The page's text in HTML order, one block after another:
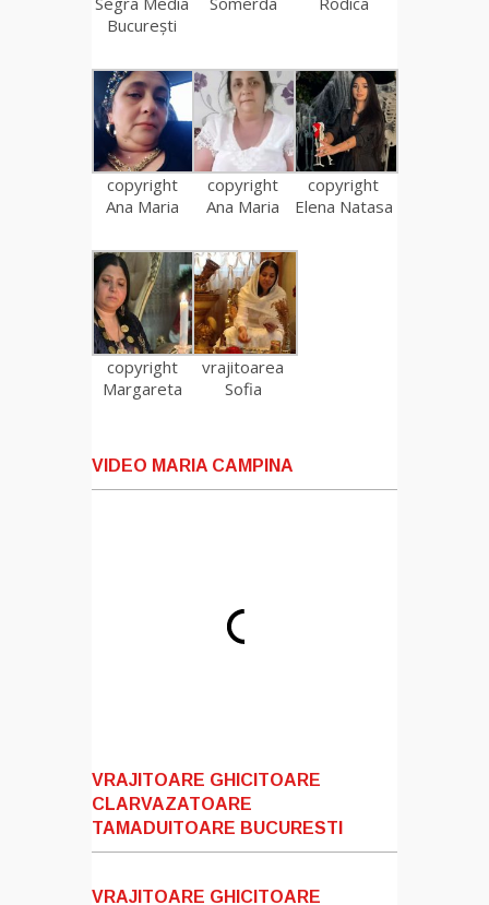
București
copyright
Ana Maria
copyright
Ana Maria
copyright
Elena Natasa
copyright
Margareta
vrajitoarea
Sofia
VIDEO MARIA CAMPINA
VRAJITOARE GHICITOARE
CLARVAZATOARE
TAMADUITOARE BUCURESTI
VRAJITOARE GHICITOARE